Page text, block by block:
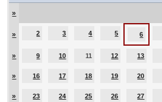
»
» 2 3 4 5 6
» 9 10 11 12 13
» 16 17 18 19 20
» 23 24 25 26 27